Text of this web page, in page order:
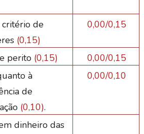
de
(0,15)
0,00/0,15
perito (0,15)
0,00/0,15
à
de
(0,10).
0,00/0,10
dinheiro das